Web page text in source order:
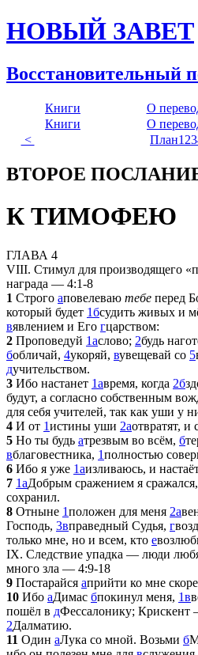
НОВЫЙ ЗАВЕТ
Восстановительный
Книги О
Книги
О
<
План1 23
ВТОРОЕ
К ТИМОФЕЮ
ГЛАВА 4
VIII. Стимул для производящего
награда — 4:1-8
1 Строго аповелеваю тебе перед
который будет 1бсудить живых и
вявлением и Его гцарством:
2 Проповедуй 1аслово; 2будь
бобличай, 4укоряй, вувещевай со 5
дучительством.
3 Ибо настанет 1авремя, когда 2б
будут, а согласно собственным
для себя учителей, так как уши у
4 И от 1истины уши 2аотвратят, и
5 Но ты будь атрезвым во всём, б
вблаговестника, 1полностью
6 Ибо я уже 1аизливаюсь, и
7 1аДобрым сражением я сражался,
сохранил.
8 Отныне 1положен для меня 2а
Господь, 3вправедный Судья, г
только мне, но и всем, кто е
IX. Следствие упадка — люди
много зла — 4:9-18
9 Постарайся априйти ко мне
10 Ибо аДимас бпокинул меня, 1в
пошёл в дФессалонику; Крискент
2Далматию.
11 Один аЛука со мной. Возьми б